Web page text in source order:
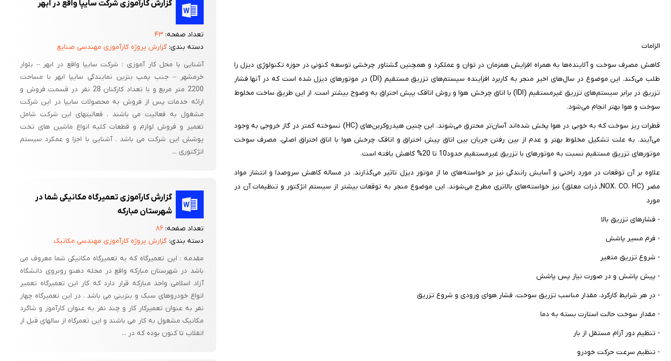
الزامات
کاهش مصرف سوخت و آلاینده‌ها به همراه افزایش همزمان در توان و عملکرد و همچنین گشتاور چرخشی توسعه کنونی در حوزه تکنولوژی دیزل را
طلب می‌کند. این موضوع در سال‌های اخیر منجر به کاربرد افزاینده سیستم‌های تزریق مستقیم (DI) در موتورهای دیزل شده است که در آنها فشار
تزریق در برابر سیستم‌های تزریق غیرمستقیم (IDI) با اتاق چرخش هوا و روش اتاقک پیش احتراق به وضوح بیشتر است. از این طریق ساخت مخلوط
سوخت و هوا بهتر انجام می‌شود.
قطرات ریز سوخت که به خوبی در هوا پخش شده‌اند آسان‌تر محترق می‌شوند. این چنین هیدروکربن‌های (HC) نسوخته کمتر در گاز خروجی به وجود
می‌آیند. به علت تشکیل مخلوط بهتر و عدم از بین رفتن جریان بین اتاق پیش احتراق و اتاقک چرخش هوا با اتاق احتراق اصلی، مصرف سوخت
موتورهای تزریق مستقیم نسبت به موتورهای با تزریق غیرمستقیم حدود10 تا 20% کاهش یافته است.
علاوه بر آن توقعات در مورد راحتی و آسایش رانندگی نیز بر خواسته‌های ما از موتور دیزل تاثیر می‌گذارند. در مساله کاهش سروصدا و انتشار مواد
مضر (NOX، CO، HC, ذرات معلق) نیز خواسته‌های بالاتری مطرح می‌شوند. این موضوع منجر به توقعات بیشتر از سیستم انژکتور و تنظیمات آن در
مورد
- فشارهای تزریق بالا
- فرم مسیر پاشش
- شروع تزریق متغیر
- پیش پاشش و در صورت نیاز پس پاشش
- در هر شرایط کارکرد، مقدار مناسب تزریق سوخت، فشار هوای ورودی و شروع تزریق
- مقدار سوخت حالت استارت بسته به دما
- تنظیم دور آرام مستقل از بار
- تنظیم سرعت حرکت خودرو
گزارش کارآموزی شرکت سایپا واقع در ابهر
تعداد صفحه:۴۳
دسته بندی:گزارش پروژه کارآموزی مهندسی صنایع
آشنایی با محل کار آموزی : شرکت سایپا واقع در ابهر – بلوار
خرمشهر – جنب پمپ بنزین نمایندگی سایپا ابهر با مساحت
2200 متر مربع و با تعداد کارکنان 28 نفر در قسمت فروش و
ارائه خدمات پس از فروش به محصولات سایپا در این شرکت
مشغول به فعالیت می باشند . فعالیتهای این شرکت شامل
تعمیر و فروش لوازم و قطعات کلیه انواع ماشین های تخت
پوشش این شرکت می باشد . آشنایی با اجزا و عمکرد سیستم
انژکتوری ...
گزارش کارآموزی تعمیرگاه مکانیکی شما در
شهرستان مبارکه
تعداد صفحه:۸۶
دسته بندی:گزارش پروژه کارآموزی مهندسی مکانیک
مقدمه : این تعمیرگاه که به تعمیرگاه مکانیکی شما معروف می
باشد در شهرستان مبارکه واقع در محله دهنو روبروی دانشگاه
آزاد اسلامی واحد مبارکه قرار دارد که کار این تعمیرگاه تعمیر
انواع خودروهای سبک و بنزینی می باشد . در این تعمیرگاه چهار
نفر به عنوان تعمیرکار کار و چند نفر به عنوان کارآموز و شاگرد
مکانیک مشغول به کار می باشند و این تعمرگاه از سالهای قبل از
انقلاب تا کنون بوده که در ...